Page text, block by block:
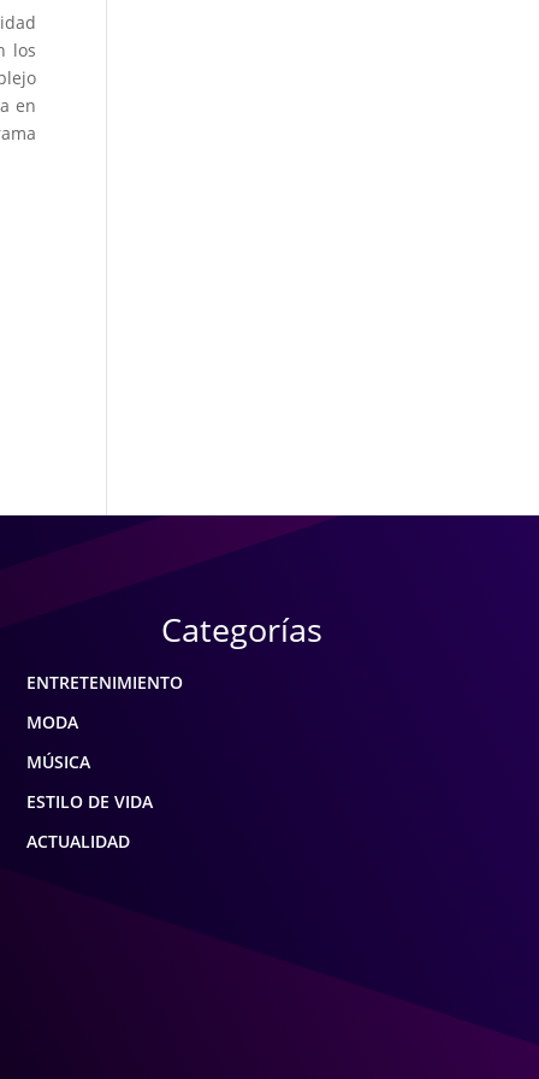
los
en
Categorías
ENTRETENIMIENTO
MODA
MÚSICA
ESTILO DE VIDA
ACTUALIDAD